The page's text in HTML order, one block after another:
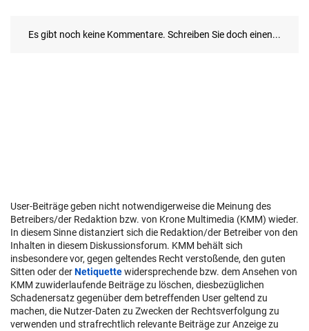
User-Beiträge geben nicht notwendigerweise die Meinung des
Betreibers/der Redaktion bzw. von Krone Multimedia (KMM) wieder.
In diesem Sinne distanziert sich die Redaktion/der Betreiber von den
Inhalten in diesem Diskussionsforum. KMM behält sich
insbesondere vor, gegen geltendes Recht verstoßende, den guten
Sitten oder derNetiquettewidersprechende bzw. dem Ansehen von
KMM zuwiderlaufende Beiträge zu löschen, diesbezüglichen
Schadenersatz gegenüber dem betreffenden User geltend zu
machen, die Nutzer-Daten zu Zwecken der Rechtsverfolgung zu
verwenden und strafrechtlich relevante Beiträge zur Anzeige zu